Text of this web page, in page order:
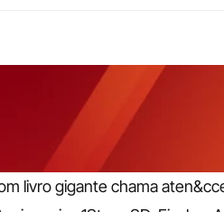
livro gigante chama